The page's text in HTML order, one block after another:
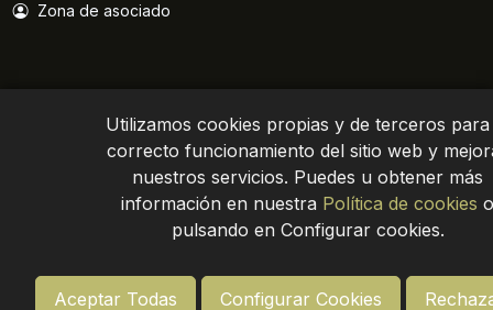
Utilizamos cookies propias y de terceros
correcto funcionamiento del sitio web y
nuestros servicios. Puedes u obtener más
información en nuestra Política de cookies o
pulsando en Configurar cookies.
Aceptar Todas Configurar Cookies
Zona de asociado
Política de privacidad Aviso legal Site map
© Asemesa 2024. Todos los derechos reservados